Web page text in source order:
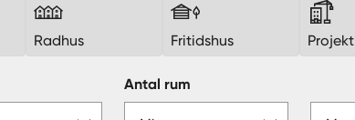
Radhus Fritidshus Projekt
Antal rum